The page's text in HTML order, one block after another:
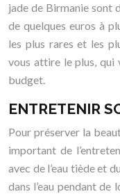
jade de Birmanie sont
de quelques euros à
les plus rares et les
vous attire le plus, qui
budget.
ENTRETENIR
Pour préserver la
important de
avec de l’eau tiède et
dans l’eau pendant